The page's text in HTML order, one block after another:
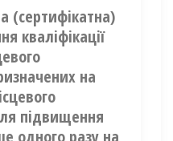
(сертифікатна)
кваліфікації
на
підвищення